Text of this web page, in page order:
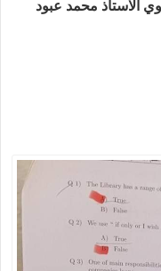
الاستاذ محمد عبود